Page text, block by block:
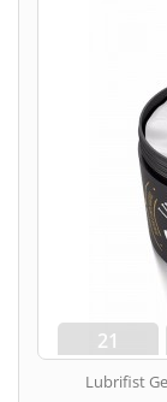
21
dias
Lubrifist